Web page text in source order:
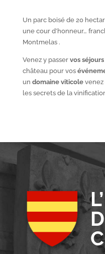
Un parc boisé de 20
une cour d’honneur…
Montmelas .
Venez y passer vos
château pour vos
un domaine viticolevenez
les secrets de la